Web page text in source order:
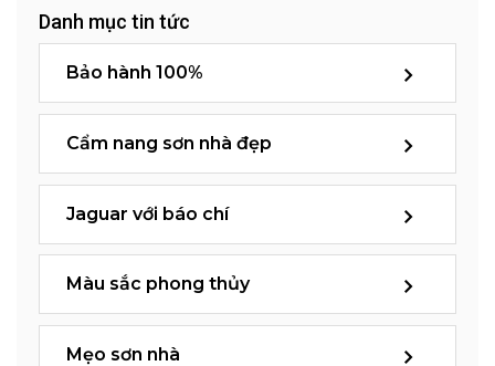
Danh mục tin tức
Bảo hành 100%
Cẩm nang sơn nhà đẹp
Jaguar với báo chí
Màu sắc phong thủy
Mẹo sơn nhà